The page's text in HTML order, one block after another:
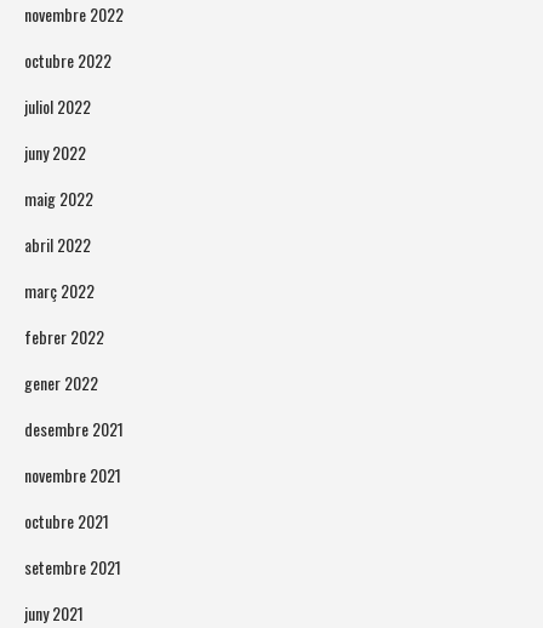
novembre 2022
octubre 2022
juliol 2022
juny 2022
maig 2022
abril 2022
març 2022
febrer 2022
gener 2022
desembre 2021
novembre 2021
octubre 2021
setembre 2021
juny 2021